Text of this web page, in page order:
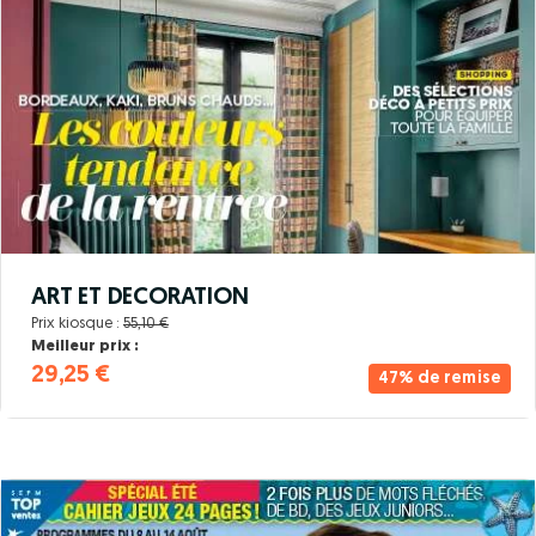
47% de remise
ART ET DECORATION
Prix kiosque : 55,10 €
Meilleur prix :
29,25 €